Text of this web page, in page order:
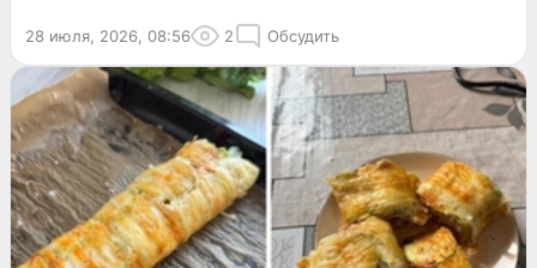
28 июля, 2026, 08:56 2 Обсудить